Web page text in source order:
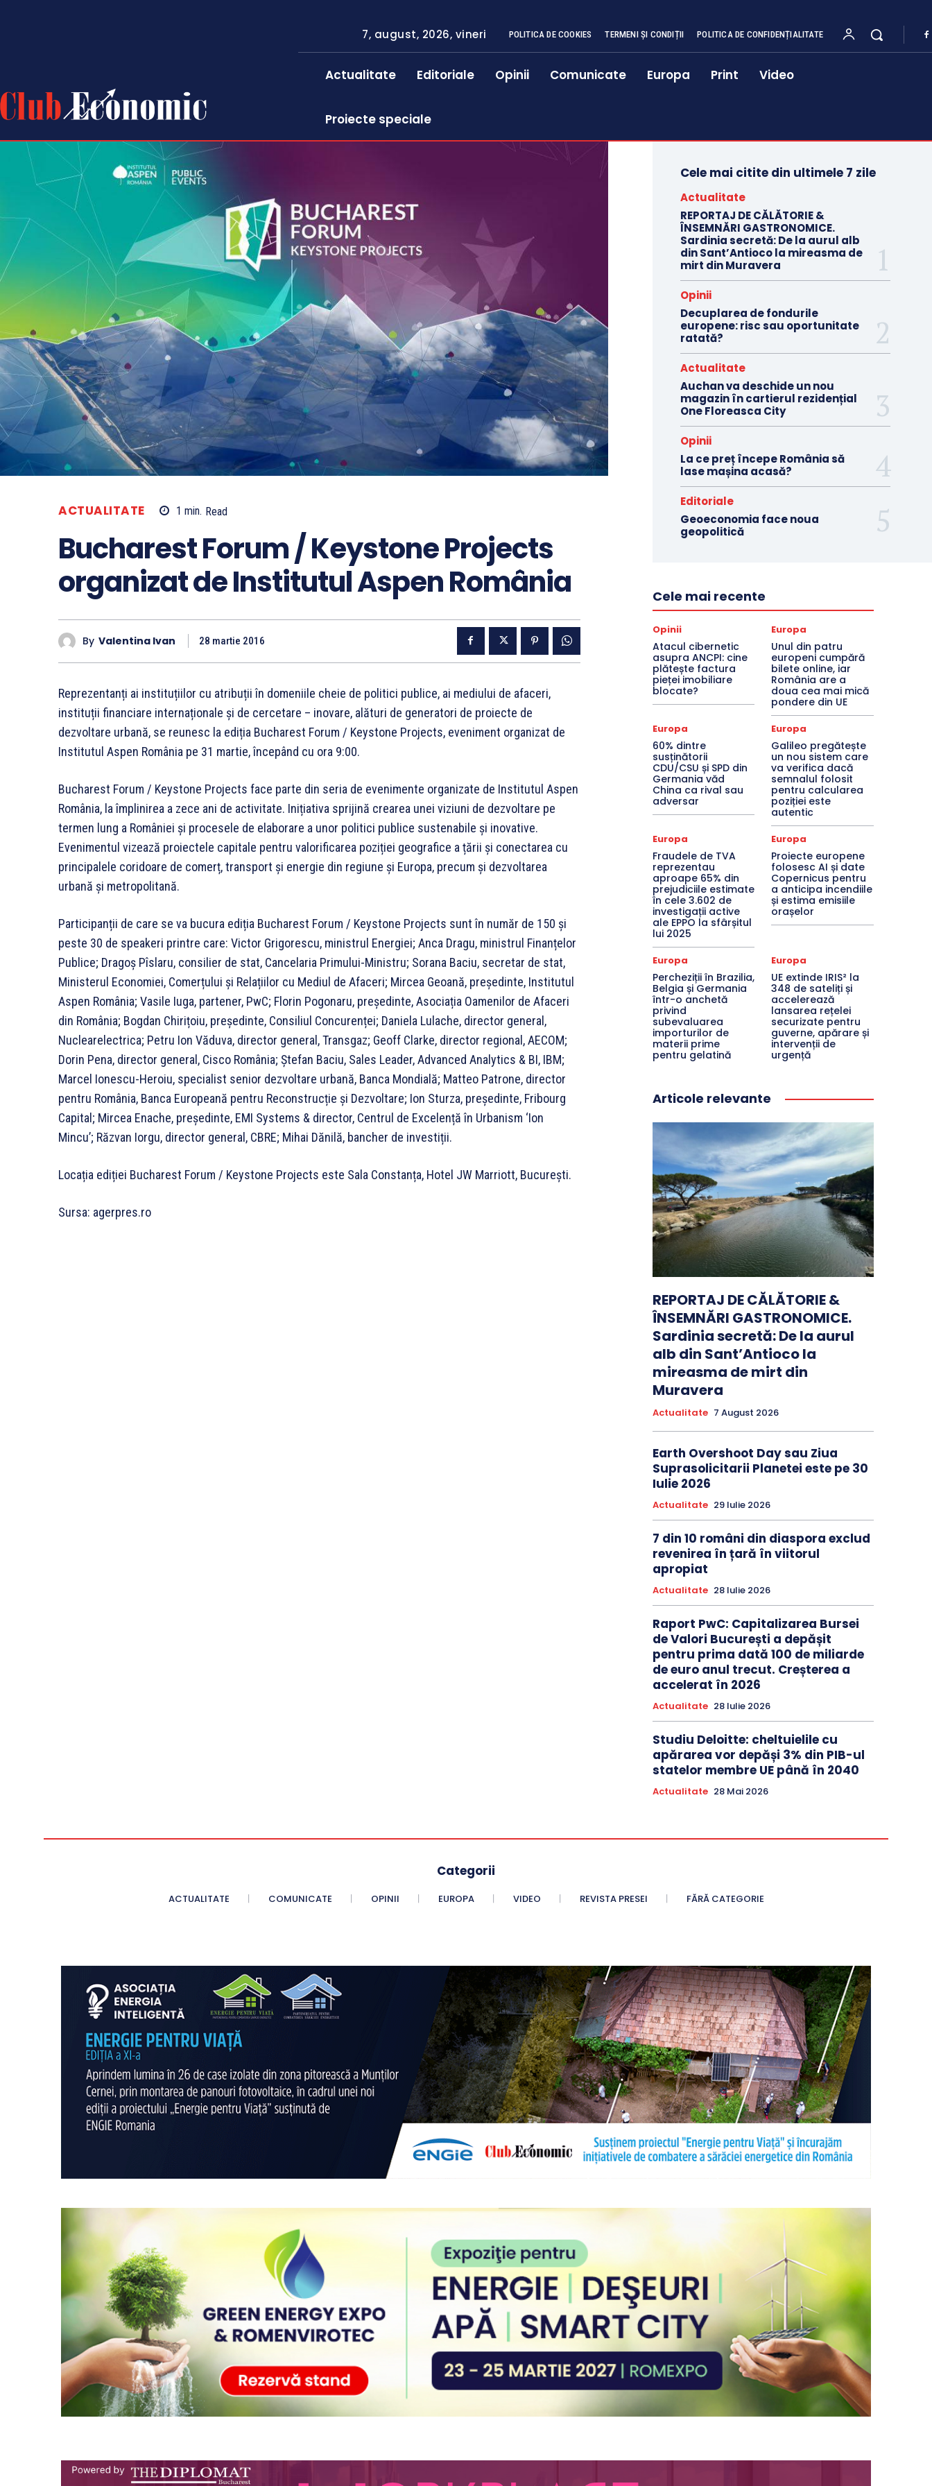
7, august, 2026, vineri POLITICA DE COOKIES TERMENI ȘI CONDIȚII POLITICA DE CONFIDENȚIALITATE
Actualitate Editoriale Opinii Comunicate Europa Print Video
Proiecte speciale
ACTUALITATE 1 min. Read
Bucharest Forum / Keystone Projects
organizat de Institutul Aspen România
By Valentina Ivan 28 martie 2016
Reprezentanți ai instituțiilor cu atribuții în domeniile cheie de politici publice, ai mediului de afaceri,
instituții financiare internaționale și de cercetare – inovare, alături de generatori de proiecte de
dezvoltare urbană, se reunesc la ediția Bucharest Forum / Keystone Projects, eveniment organizat de
Institutul Aspen România pe 31 martie, începând cu ora 9:00.
Bucharest Forum / Keystone Projects face parte din seria de evenimente organizate de Institutul Aspen
România, la împlinirea a zece ani de activitate. Inițiativa sprijină crearea unei viziuni de dezvoltare pe
termen lung a României și procesele de elaborare a unor politici publice sustenabile și inovative.
Evenimentul vizează proiectele capitale pentru valorificarea poziției geografice a țării și conectarea cu
principalele coridoare de comerț, transport și energie din regiune și Europa, precum și dezvoltarea
urbană și metropolitană.
Participanții de care se va bucura ediția Bucharest Forum / Keystone Projects sunt în număr de 150 și
peste 30 de speakeri printre care: Victor Grigorescu, ministrul Energiei; Anca Dragu, ministrul Finanțelor
Publice; Dragoș Pîslaru, consilier de stat, Cancelaria Primului-Ministru; Sorana Baciu, secretar de stat,
Ministerul Economiei, Comerțului și Relațiilor cu Mediul de Afaceri; Mircea Geoană, președinte, Institutul
Aspen România; Vasile Iuga, partener, PwC; Florin Pogonaru, președinte, Asociația Oamenilor de Afaceri
din România; Bogdan Chirițoiu, președinte, Consiliul Concurenței; Daniela Lulache, director general,
Nuclearelectrica; Petru Ion Văduva, director general, Transgaz; Geoff Clarke, director regional, AECOM;
Dorin Pena, director general, Cisco România; Ștefan Baciu, Sales Leader, Advanced Analytics & BI, IBM;
Marcel Ionescu-Heroiu, specialist senior dezvoltare urbană, Banca Mondială; Matteo Patrone, director
pentru România, Banca Europeană pentru Reconstrucție și Dezvoltare; Ion Sturza, președinte, Fribourg
Capital; Mircea Enache, președinte, EMI Systems & director, Centrul de Excelență în Urbanism ‘Ion
Mincu’; Răzvan Iorgu, director general, CBRE; Mihai Dănilă, bancher de investiții.
Locația ediției Bucharest Forum / Keystone Projects este Sala Constanța, Hotel JW Marriott, București.
Sursa: agerpres.ro
Cele mai citite din ultimele 7 zile
Actualitate
REPORTAJ DE CĂLĂTORIE &
ÎNSEMNĂRI GASTRONOMICE.
Sardinia secretă: De la aurul alb
din Sant’Antioco la mireasma de
mirt din Muravera
Opinii
Decuplarea de fondurile
europene: risc sau oportunitate
ratată?
Actualitate
Auchan va deschide un nou
magazin în cartierul rezidențial
One Floreasca City
Opinii
La ce preț începe România să
lase mașina acasă?
Editoriale
Geoeconomia face noua
geopolitică
Cele mai recente
Opinii
Atacul cibernetic
asupra ANCPI: cine
plătește factura
pieței imobiliare
blocate?
Europa
Unul din patru
europeni cumpără
bilete online, iar
România are a
doua cea mai mică
pondere din UE
Europa
60% dintre
susținătorii
CDU/CSU și SPD din
Germania văd
China ca rival sau
adversar
Europa
Galileo pregătește
un nou sistem care
va verifica dacă
semnalul folosit
pentru calcularea
poziției este
autentic
Europa
Fraudele de TVA
reprezentau
aproape 65% din
prejudiciile estimate
în cele 3.602 de
investigații active
ale EPPO la sfârșitul
lui 2025
Europa
Proiecte europene
folosesc AI și date
Copernicus pentru
a anticipa incendiile
și estima emisiile
orașelor
Europa
Percheziții în Brazilia,
Belgia și Germania
într-o anchetă
privind
subevaluarea
importurilor de
materii prime
pentru gelatină
Europa
UE extinde IRIS² la
348 de sateliți și
accelerează
lansarea rețelei
securizate pentru
guverne, apărare și
intervenții de
urgență
Articole relevante
REPORTAJ DE CĂLĂTORIE &
ÎNSEMNĂRI GASTRONOMICE.
Sardinia secretă: De la aurul
alb din Sant’Antioco la
mireasma de mirt din
Muravera
Actualitate 7 August 2026
Earth Overshoot Day sau Ziua
Suprasolicitarii Planetei este pe 30
Iulie 2026
Actualitate 29 Iulie 2026
7 din 10 români din diaspora exclud
revenirea în țară în viitorul
apropiat
Actualitate 28 Iulie 2026
Raport PwC: Capitalizarea Bursei
de Valori București a depășit
pentru prima dată 100 de miliarde
de euro anul trecut. Creșterea a
accelerat în 2026
Actualitate 28 Iulie 2026
Studiu Deloitte: cheltuielile cu
apărarea vor depăși 3% din PIB-ul
statelor membre UE până în 2040
Actualitate 28 Mai 2026
Categorii
ACTUALITATE COMUNICATE OPINII EUROPA VIDEO REVISTA PRESEI FĂRĂ CATEGORIE